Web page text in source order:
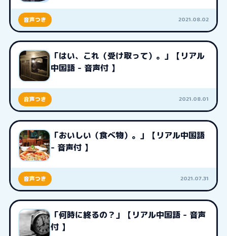
音声つき 2021.08.02
「はい、これ（受け取って）。」【リアル
中国語 - 音声付 】
音声つき 2021.08.01
「おいしい（食べ物）。」【リアル中国語
- 音声付 】
音声つき 2021.07.31
「何時に終るの？」【リアル中国語 - 音声
付 】